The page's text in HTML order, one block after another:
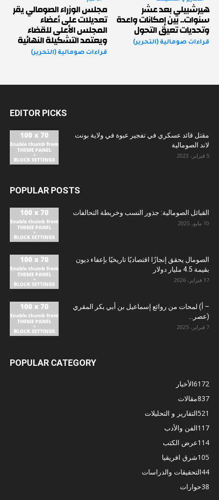
هيرشبيلي بعد عشر
سنوات.. بين إمكانات واعدة
وتحديات تعيق التحول
قراءات صومالية (التحرير)
مجلس الوزراء الصومالي يقر
تعديلات على أعضاء
المجلس الأعلى للقضاء
ويعتمد التشكيلة النهائية
قراءات صومالية (التحرير)
EDITOR PICKS
مقتل قائد عسكري في تفجير عبوة في ولاية بونت
لاند الصومالية
5 فبراير، 2023
POPULAR POSTS
القبائل الصومالية: جذور النسب وخريطة التحالفات
10 مايو، 2025
الصومال يحقق إنجازًا اقتصاديًا تاريخيًا بإعفاء ديون
بقيمة 4.5 مليار دولار
17 فبراير، 2026
– أ) لمحات من روائع إسماعيل بن أبي بكر المقري
(عصر...
7 فبراير، 2025
POPULAR CATEGORY
الأخبار6172
مقالات837
التقارير و التحليلات521
الفن والأدب117
عرض الكتب114
شرق افريقيا105
التحقيقات والدراسات44
حوارات38